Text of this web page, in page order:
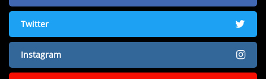
Twitter
Instagram